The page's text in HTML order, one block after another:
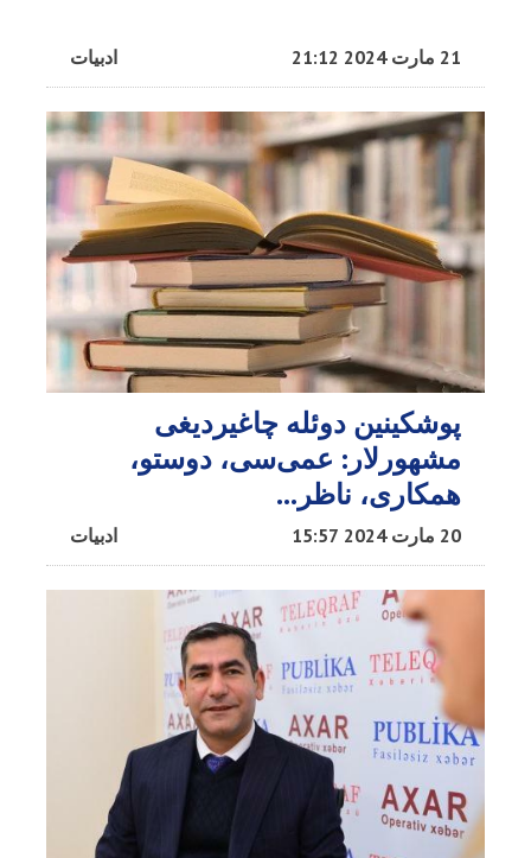
ادبیات 21 مارت 2024 21:12
پوشکینین دوئله چاغیردیغی
مشهورلار: عمی‌سی، دوستو،
همکاری، ناظر...
ادبیات 20 مارت 2024 15:57